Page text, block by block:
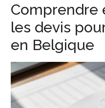
Comprendre
les devis
en Belgique